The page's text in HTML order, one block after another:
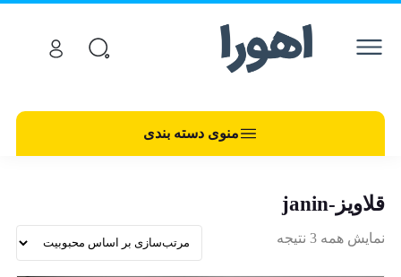
منوی دسته بندی
قلاویز-janin
نمایش همه 3 نتیجه